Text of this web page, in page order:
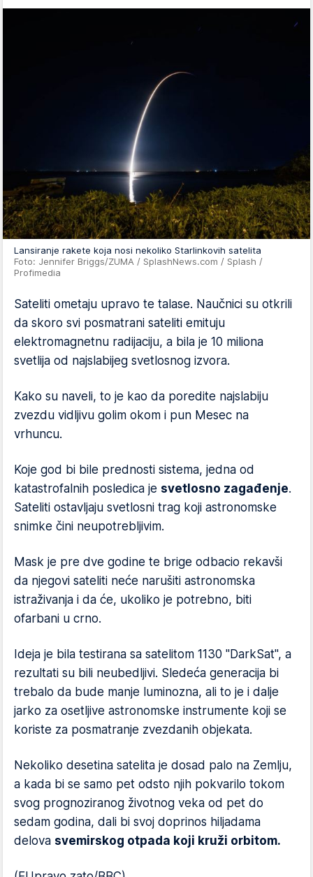
Lansiranje rakete koja nosi nekoliko Starlinkovih satelita
Foto: Jennifer Briggs/ZUMA / SplashNews.com / Splash /
Profimedia
Sateliti ometaju upravo te talase. Naučnici su otkrili
da skoro svi posmatrani sateliti emituju
elektromagnetnu radijaciju, a bila je 10 miliona
svetlija od najslabijeg svetlosnog izvora.
Kako su naveli, to je kao da poredite najslabiju
zvezdu vidljivu golim okom i pun Mesec na
vrhuncu.
Koje god bi bile prednosti sistema, jedna od
katastrofalnih posledica je svetlosno zagađenje.
Sateliti ostavljaju svetlosni trag koji astronomske
snimke čini neupotrebljivim.
Mask je pre dve godine te brige odbacio rekavši
da njegovi sateliti neće narušiti astronomska
istraživanja i da će, ukoliko je potrebno, biti
ofarbani u crno.
Ideja je bila testirana sa satelitom 1130 "DarkSat", a
rezultati su bili neubedljivi. Sledeća generacija bi
trebalo da bude manje luminozna, ali to je i dalje
jarko za osetljive astronomske instrumente koji se
koriste za posmatranje zvezdanih objekata.
Nekoliko desetina satelita je dosad palo na Zemlju,
a kada bi se samo pet odsto njih pokvarilo tokom
svog prognoziranog životnog veka od pet do
sedam godina, dali bi svoj doprinos hiljadama
delova svemirskog otpada koji kruži orbitom.